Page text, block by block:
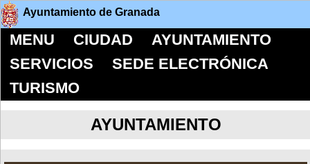
Ayuntamiento de Granada
MENU CIUDAD
AYUNTAMIENTO
SERVICIOS
SEDE ELECTRÓNICA
TURISMO
AYUNTAMIENTO